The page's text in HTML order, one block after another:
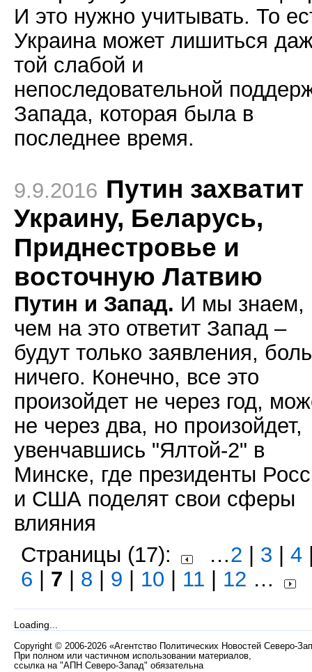
И это нужно учитывать. То
Украина может лишиться
той слабой и
непоследовательной
Запада, которая была в
последнее время.
9.9.2016 Путин захватит
Украину, Беларусь,
Приднестровье и
восточную Латвию
Путин и Запад. И мы знаем,
чем на это ответит Запад –
будут только заявления,
ничего. Конечно, все это
произойдет не через год,
не через два, но произойдет,
увенчавшись "Ялтой-2" в
Минске, где президенты
и США поделят свои сферы
влияния
Страницы (17):
…2 3 4
6
7 8 9 10 11 12 …
Loading...
Copyright © 2006-2026 «Агентство Политических Новостей Северо-
При полном или частичном использовании материалов,
ссылка на "АПН Северо-Запад" обязательна